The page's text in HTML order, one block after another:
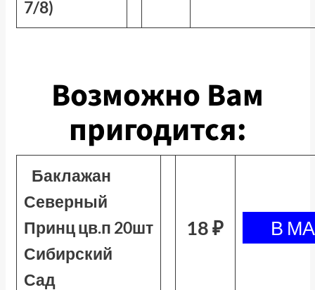
7/8)
Возможно Вам
пригодится:
Баклажан
Северный
Принц цв.п 20шт
Сибирский
Сад
18 ₽